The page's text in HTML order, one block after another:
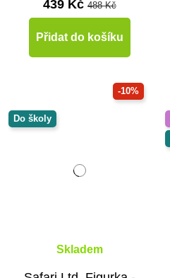
439 Kč 488 Kč
Přidat do košíku
-10%
Do školy
Skladem